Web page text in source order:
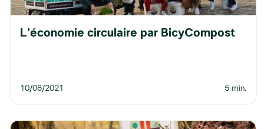
L'économie circulaire par BicyCompost
10/06/2021 5 min.